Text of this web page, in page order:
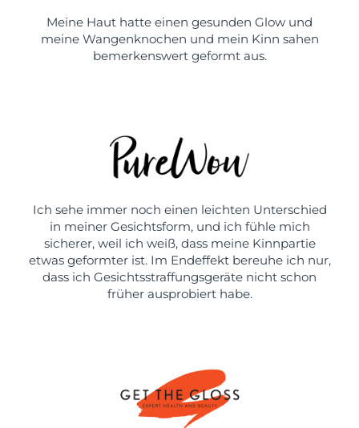
Meine Haut hatte einen gesunden Glow und
meine Wangenknochen und mein Kinn sahen
bemerkenswert geformt aus.
Ich sehe immer noch einen leichten Unterschied
in meiner Gesichtsform, und ich fühle mich
sicherer, weil ich weiß, dass meine Kinnpartie
etwas geformter ist. Im Endeffekt bereuhe ich nur,
dass ich Gesichtsstraffungsgeräte nicht schon
früher ausprobiert habe.